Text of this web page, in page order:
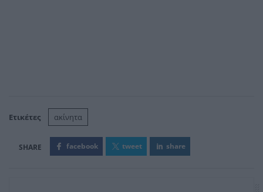
Ετικέτες ακίνητα
facebook tweet share